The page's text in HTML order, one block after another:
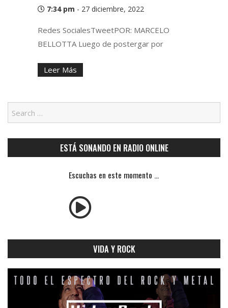
7:34 pm - 27 diciembre, 2022
Redes SocialesTweetPOR: MARCELO
BELLOTTA Luego de postergar por
Leer Más
ESTÁ SONANDO EN RADIO ONLINE
Escuchas en este momento ...
VIDA Y ROCK